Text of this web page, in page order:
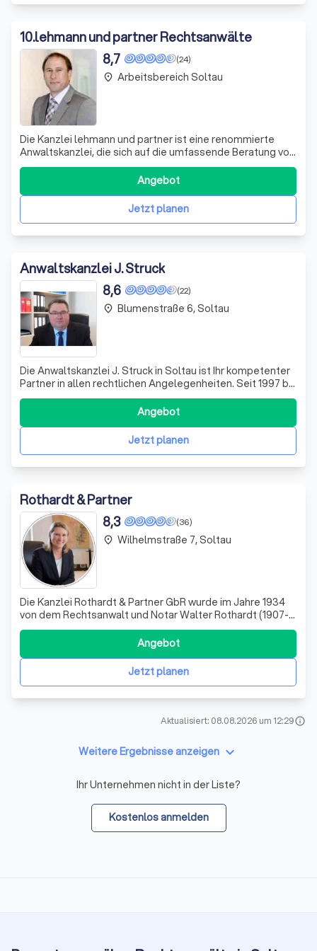
10.lehmann und partner Rechtsanwälte
(24)
8,7
Die Kanzlei lehmann und partner ist eine renommierte
Anwaltskanzlei, die sich auf die umfassende Beratung von
Privatpersonen, mittelständischen Unternehmen,
Freiberuflern und Leistungserbringern im
Gesundheitswesen spezialisiert hat. Mit Standorten in
Hannover, Burgwedel und Freilassing bieten wir u
Jetzt planen
Angebot
place Arbeitsbereich Soltau
Anwaltskanzlei J. Struck
(22)
8,6
Die Anwaltskanzlei J. Struck in Soltau ist Ihr kompetenter
Partner in allen rechtlichen Angelegenheiten. Seit 1997 bin
ich als Rechtsanwalt tätig und vertrete meine Mandanten
an allen Amtsgerichten, Landgerichten und
Oberlandesgerichten in Deutschland. Meine Kanzlei hat
ihren Schwerpunkt in der Mand
Jetzt planen
Angebot
place Blumenstraße 6, Soltau
Rothardt & Partner
(36)
8,3
Die Kanzlei Rothardt & Partner GbR wurde im Jahre 1934
von dem Rechtsanwalt und Notar Walter Rothardt (1907-
1996) gegründet. Seither entwickelte sie sich zu einer der
größten Kanzleien der Region und wird von der Enkelin des
Gründers, Frau Rechtsanwältin Christine Rothardt, geführt,
die 2014 die Nac
Jetzt planen
Angebot
place Wilhelmstraße 7, Soltau
Aktualisiert: 08.08.2026 um 12:29info
Weitere Ergebnisse anzeigen keyboard_arrow_down
Ihr Unternehmen nicht in der Liste?
Kostenlos anmelden